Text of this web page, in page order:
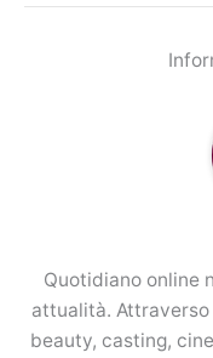
Quotidiano online
attualità.
beauty, casting,